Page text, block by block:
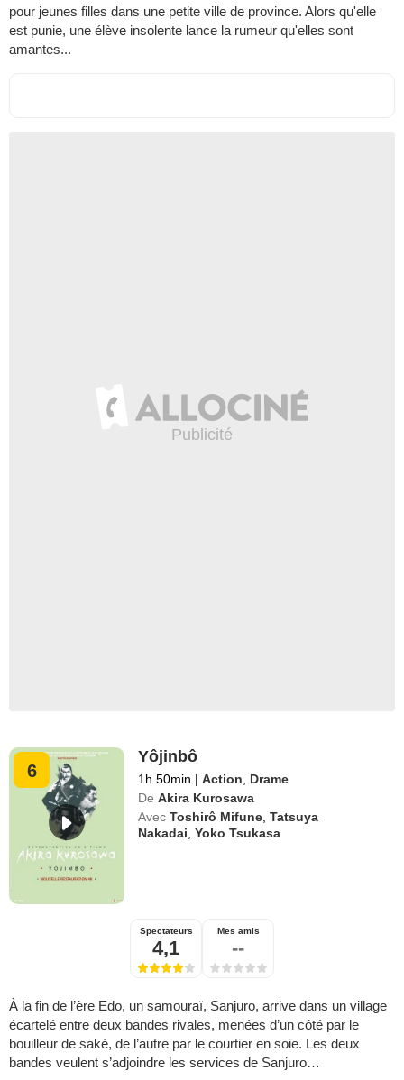
pour jeunes filles dans une petite ville de province. Alors qu'elle
est punie, une élève insolente lance la rumeur qu'elles sont
amantes...
6
Yôjinbô
1h 50min | Action
Drame
De Akira Kurosawa
Avec Toshirô Mifune ,Tatsuya
Nakadai ,Yoko Tsukasa
Spectateurs
4,1
Mes amis
--
À la fin de l’ère Edo, un samouraï, Sanjuro, arrive dans un village
écartelé entre deux bandes rivales, menées d’un côté par le
bouilleur de saké, de l’autre par le courtier en soie. Les deux
bandes veulent s’adjoindre les services de Sanjuro…